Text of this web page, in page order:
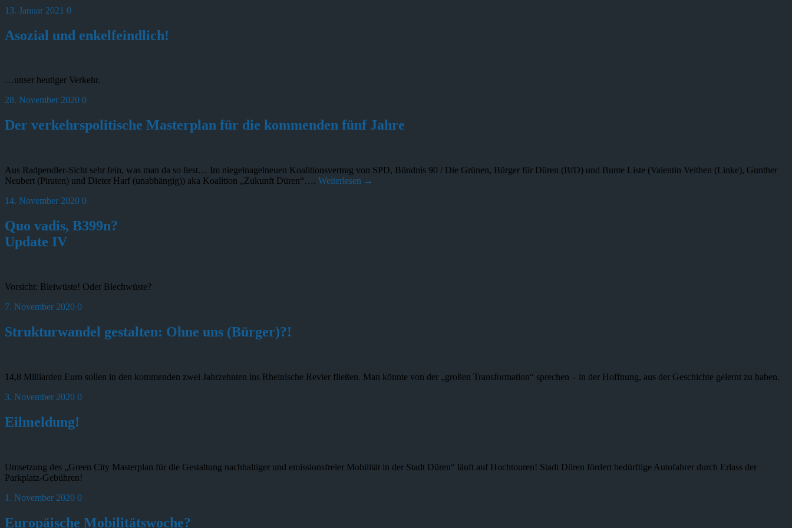
13. Januar 2021 0
Asozial und enkelfeindlich!
…unser heutiger Verkehr.
28. November 2020 0
Der verkehrspolitische Masterplan für die kommenden fünf Jahre
Aus Radpendler-Sicht sehr fein, was man da so liest… Im niegelnagelneuen Koalitionsvertrag von SPD, Bündnis 90 / Die Grünen, Bürger für Düren (BfD) und Bunte Liste (Valentin Veithen (Linke), Gunther
Neubert (Piraten) und Dieter Harf (unabhängig)) aka Koalition „Zukunft Düren“…. Weiterlesen →
14. November 2020 0
Quo vadis, B399n?
Update IV
Vorsicht: Bleiwüste! Oder Blechwüste?
7. November 2020 0
Strukturwandel gestalten: Ohne uns (Bürger)?!
14,8 Milliarden Euro sollen in den kommenden zwei Jahrzehnten ins Rheinische Revier fließen. Man könnte von der „großen Transformation“ sprechen – in der Hoffnung, aus der Geschichte gelernt zu haben.
3. November 2020 0
Eilmeldung!
Umsetzung des „Green City Masterplan für die Gestaltung nachhaltiger und emissionsfreier Mobilität in der Stadt Düren“ läuft auf Hochtouren! Stadt Düren fördert bedürftige Autofahrer durch Erlass der
Parkplatz-Gebühren!
1. November 2020 0
Europäische Mobilitätswoche?